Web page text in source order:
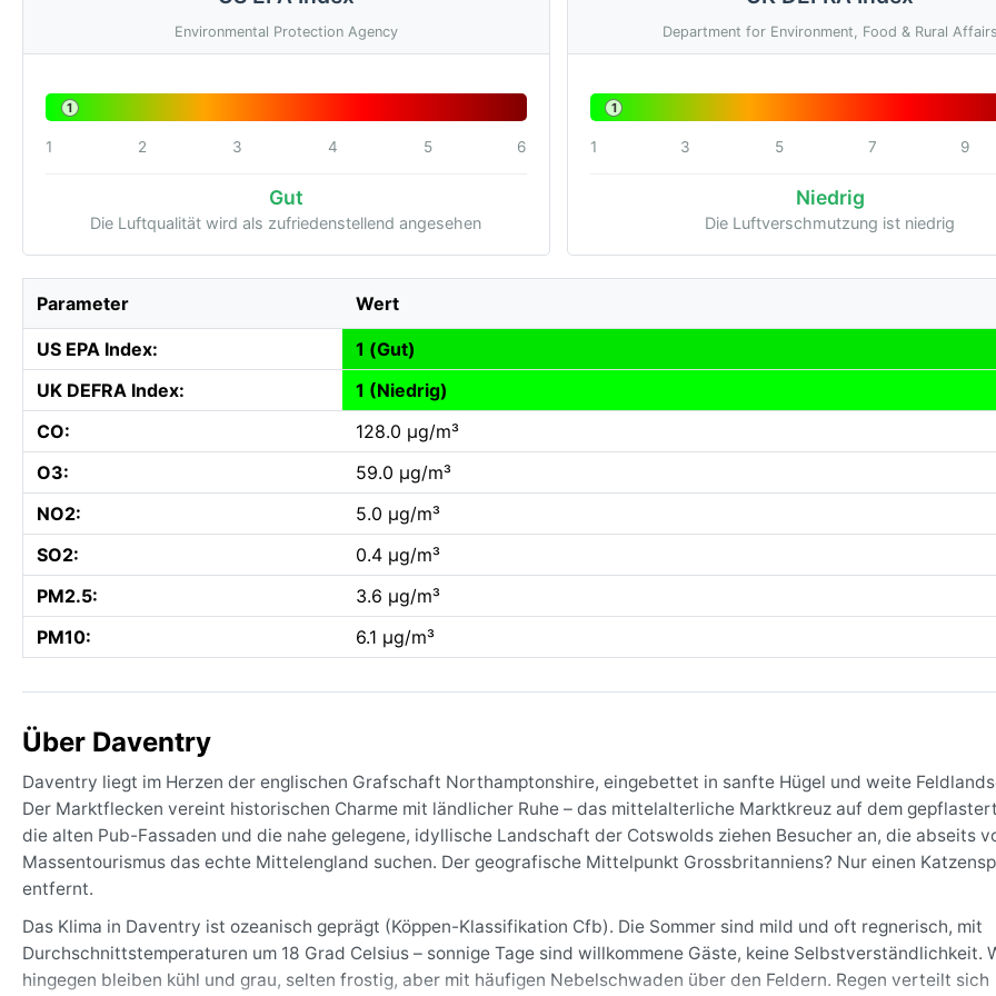
Environmental Protection Agency
1
1 2 3 4 5 6
Gut
Die Luftqualität wird als zufriedenstellend angesehen
Department for Environment, Food & Rural
1
1 3 5 7 9
Niedrig
Die Luftverschmutzung ist niedrig
Parameter Wert
US EPA Index:
1 (Gut)
UK DEFRA Index:
1 (Niedrig)
CO:
128.0 µg/m³
O3:
59.0 µg/m³
NO2:
5.0 µg/m³
SO2:
0.4 µg/m³
PM2.5:
3.6 µg/m³
PM10:
6.1 µg/m³
Über Daventry
Daventry liegt im Herzen der englischen Grafschaft Northamptonshire, eingebettet in sanfte Hügel und weite
Der Marktflecken vereint historischen Charme mit ländlicher Ruhe – das mittelalterliche Marktkreuz auf dem
die alten Pub-Fassaden und die nahe gelegene, idyllische Landschaft der Cotswolds ziehen Besucher an, die abseits
Massentourismus das echte Mittelengland suchen. Der geografische Mittelpunkt Grossbritanniens? Nur einen
entfernt.
Das Klima in Daventry ist ozeanisch geprägt (Köppen-Klassifikation Cfb). Die Sommer sind mild und oft regnerisch, mit
Durchschnittstemperaturen um 18 Grad Celsius – sonnige Tage sind willkommene Gäste, keine Selbstverständlichkeit.
hingegen bleiben kühl und grau, selten frostig, aber mit häufigen Nebelschwaden über den Feldern. Regen verteilt sich